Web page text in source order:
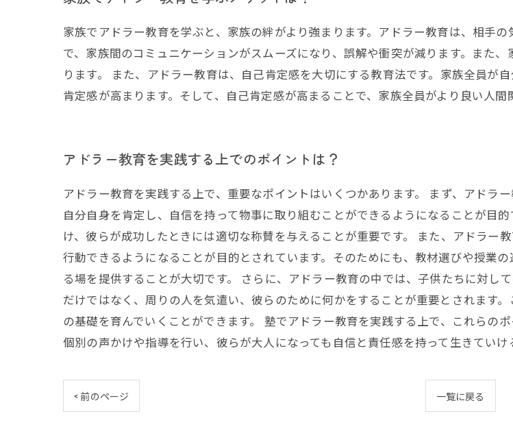
家族でアドラー教育を学ぶと、家族の絆がより強まります。アドラー教育は、相手
で、家族間のコミュニケーションがスムーズになり、誤解や衝突が減ります。また
ります。 また、アドラー教育は、自己肯定感を大切にする教育法です。家族全員が
肯定感が高まります。そして、自己肯定感が高まることで、家族全員がより良い人間
アドラー教育を実践する上でのポイントは？
アドラー教育を実践する上で、重要なポイントはいくつかあります。 まず、アドラ
自分自身を肯定し、自信を持って物事に取り組むことができるようになることが目
け、彼らが成功したときには適切な称賛を与えることが重要です。 また、アドラー
行動できるようになることが目的とされています。そのためにも、教材選びや授業
る場を提供することが大切です。 さらに、アドラー教育の中では、子供たちに対し
だけではなく、周りの人を気遣い、彼らのために何かをすることが重要とされます
の基礎を育んでいくことができます。 塾でアドラー教育を実践する上で、これらの
個別の声かけや指導を行い、彼らが大人になっても自信と責任感を持って生きていけ
< 前のページ 一覧に戻る